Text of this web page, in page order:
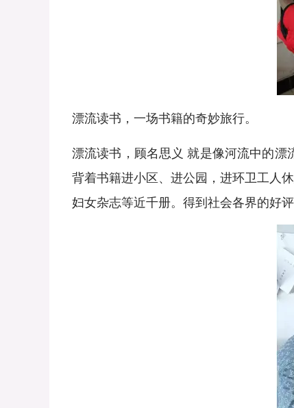
漂流读书，一场书籍的奇妙旅行。
漂流读书，顾名思义 就是像河流中的
背着书籍进小区、进公园，进环卫工人
妇女杂志等近千册。得到社会各界的好评